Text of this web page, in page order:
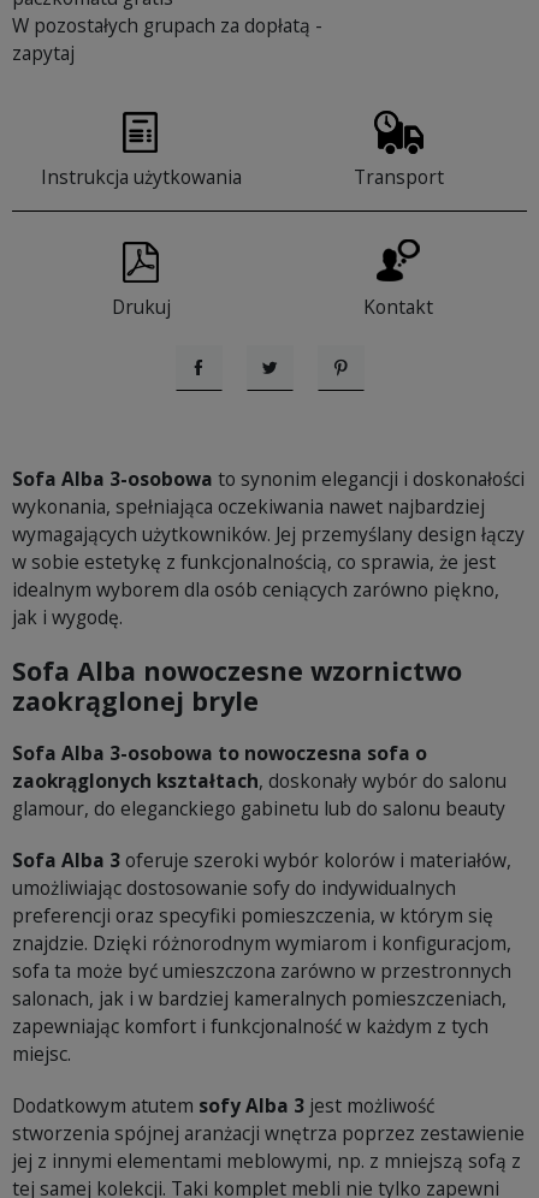
W pozostałych grupach za dopłatą -
zapytaj
Instrukcja użytkowania Transport
Drukuj Kontakt
UdostępnijTweetujPinterest
Sofa Alba 3-osobowa to synonim elegancji i doskonałości
wykonania, spełniająca oczekiwania nawet najbardziej
wymagających użytkowników. Jej przemyślany design łączy
w sobie estetykę z funkcjonalnością, co sprawia, że jest
idealnym wyborem dla osób ceniących zarówno piękno,
jak i wygodę.
Sofa Alba nowoczesne wzornictwo
zaokrąglonej bryle
Sofa Alba 3-osobowa to nowoczesna sofa o
zaokrąglonych kształtach, doskonały wybór do salonu
glamour, do eleganckiego gabinetu lub do salonu beauty
Sofa Alba 3oferuje szeroki wybór kolorów i materiałów,
umożliwiając dostosowanie sofy do indywidualnych
preferencji oraz specyfiki pomieszczenia, w którym się
znajdzie. Dzięki różnorodnym wymiarom i konfiguracjom,
sofa ta może być umieszczona zarówno w przestronnych
salonach, jak i w bardziej kameralnych pomieszczeniach,
zapewniając komfort i funkcjonalność w każdym z tych
miejsc.
Dodatkowym atutem sofy Alba 3 jest możliwość
stworzenia spójnej aranżacji wnętrza poprzez zestawienie
jej z innymi elementami meblowymi, np. z mniejszą sofą z
tej samej kolekcji. Taki komplet mebli nie tylko zapewni